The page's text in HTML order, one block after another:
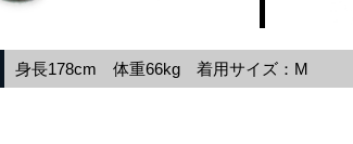
身長178cm 体重66kg 着用サイズ：M